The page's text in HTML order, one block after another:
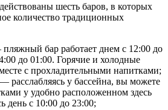
шесть баров, в которых
количество традиционных
бар работает днем с 12:00 до
до 01:00. Горячие и холодные
с прохладительными напитками;
у бассейна, вы можете
у удобно расположенном здесь
день с 10:00 до 23:00;